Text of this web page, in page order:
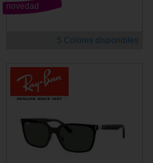
novedad
5 Colores disponibles